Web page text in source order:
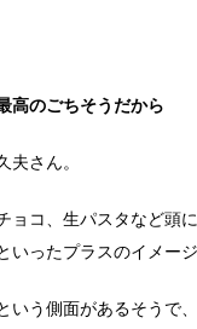
高のごちそうだから
夫さん。
コ、生パスタなど頭
いったプラスのイメー
いう側面があるそうで